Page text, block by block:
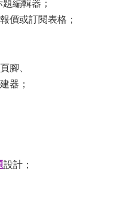
編輯器；
價或訂閱表格；
腳、
器；
設計；